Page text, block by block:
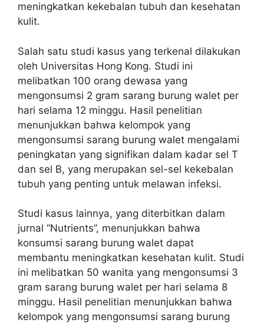
meningkatkan kekebalan tubuh dan kesehatan
kulit.
Salah satu studi kasus yang terkenal dilakukan
oleh Universitas Hong Kong. Studi ini
melibatkan 100 orang dewasa yang
mengonsumsi 2 gram sarang burung walet per
hari selama 12 minggu. Hasil penelitian
menunjukkan bahwa kelompok yang
mengonsumsi sarang burung walet mengalami
peningkatan yang signifikan dalam kadar sel T
dan sel B, yang merupakan sel-sel kekebalan
tubuh yang penting untuk melawan infeksi.
Studi kasus lainnya, yang diterbitkan dalam
jurnal “Nutrients”, menunjukkan bahwa
konsumsi sarang burung walet dapat
membantu meningkatkan kesehatan kulit. Studi
ini melibatkan 50 wanita yang mengonsumsi 3
gram sarang burung walet per hari selama 8
minggu. Hasil penelitian menunjukkan bahwa
kelompok yang mengonsumsi sarang burung